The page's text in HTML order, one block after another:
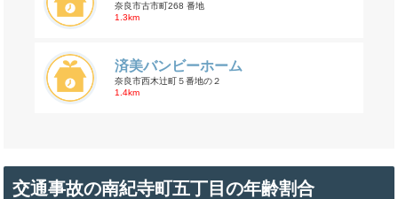
奈良市古市町268 番地
1.3km
済美バンビーホーム
奈良市西木辻町５番地の２
1.4km
交通事故の南紀寺町五丁目の年齢割合